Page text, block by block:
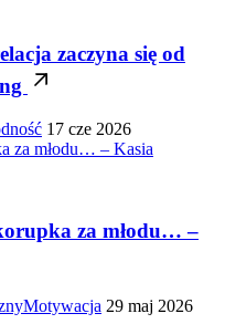
zaczyna się od
17 cze 2026
za młodu… –
Motywacja 29 maj 2026